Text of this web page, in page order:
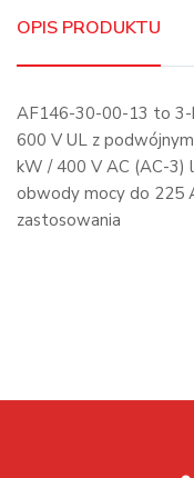
OPIS PRODUKTU
AF146-30-00-13 to 3-
600 V UL z
kW / 400 V AC (AC-3)
obwody mocy do 225
zastosowania